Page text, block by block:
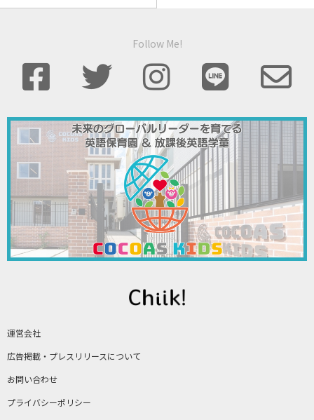
運営会社
広告掲載・プレスリリースについて
お問い合わせ
プライバシーポリシー
Follow Me!